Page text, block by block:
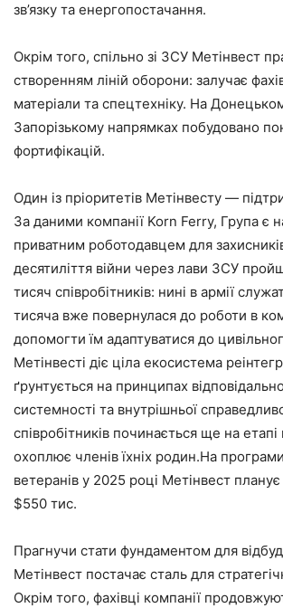
зв’язку та енергопостачання.
Окрім того, спільно зі ЗСУ Метінвест
створенням ліній оборони: залучає
матеріали та спецтехніку. На
Запорізькому напрямках побудовано
фортифікацій.
Один із пріоритетів Метінвесту —
За даними компанії Korn Ferry, Група є
приватним роботодавцем для
десятиліття війни через лави ЗСУ
тисяч співробітників: нині в армії
тисяча вже повернулася до роботи в
допомогти їм адаптуватися до
Метінвесті діє ціла екосистема
ґрунтується на принципах
системності та внутрішньої
співробітників починається ще на етапі
охоплює членів їхніх родин.На
ветеранів у 2025 році Метінвест
$550 тис.
Прагнучи стати фундаментом для
Метінвест постачає сталь для
Окрім того, фахівці компанії